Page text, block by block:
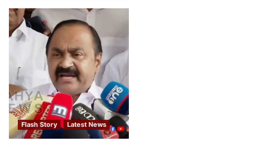
Flash Story Latest News